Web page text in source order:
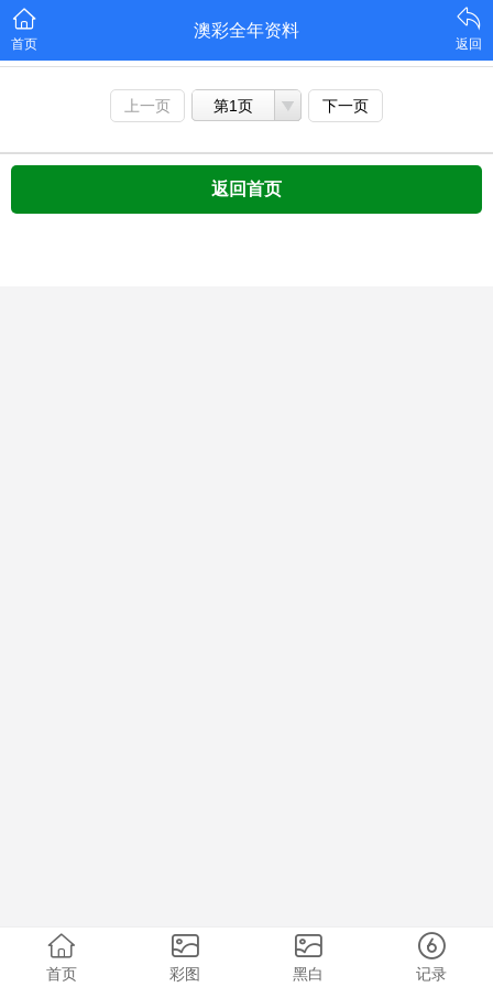
首页
澳彩全年资料
返回
上一页 第1页 下一页
返回首页
首页 彩图 黑白 记录